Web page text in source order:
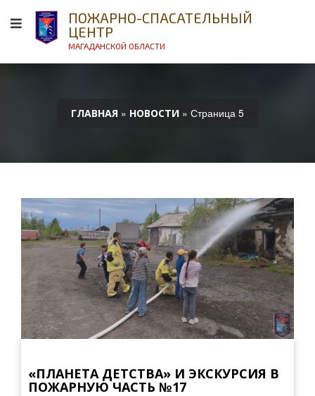
ПОЖАРНО-СПАСАТЕЛЬНЫЙ
ЦЕНТР
МАГАДАНСКОЙ ОБЛАСТИ
ГЛАВНАЯ » НОВОСТИ » Страница 5
«ПЛАНЕТА ДЕТСТВА» И ЭКСКУРСИЯ В
ПОЖАРНУЮ ЧАСТЬ №17